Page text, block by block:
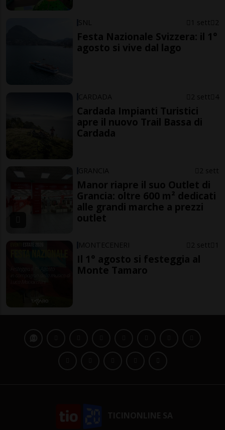
SNL 1 sett 2
Festa Nazionale Svizzera: il 1°
agosto si vive dal lago
CARDADA 2 sett 4
Cardada Impianti Turistici
apre il nuovo Trail Bassa di
Cardada
GRANCIA 2 sett
Manor riapre il suo Outlet di
Grancia: oltre 600 m² dedicati
alle grandi marche a prezzi
outlet
MONTECENERI 2 sett 1
Il 1° agosto si festeggia al
Monte Tamaro